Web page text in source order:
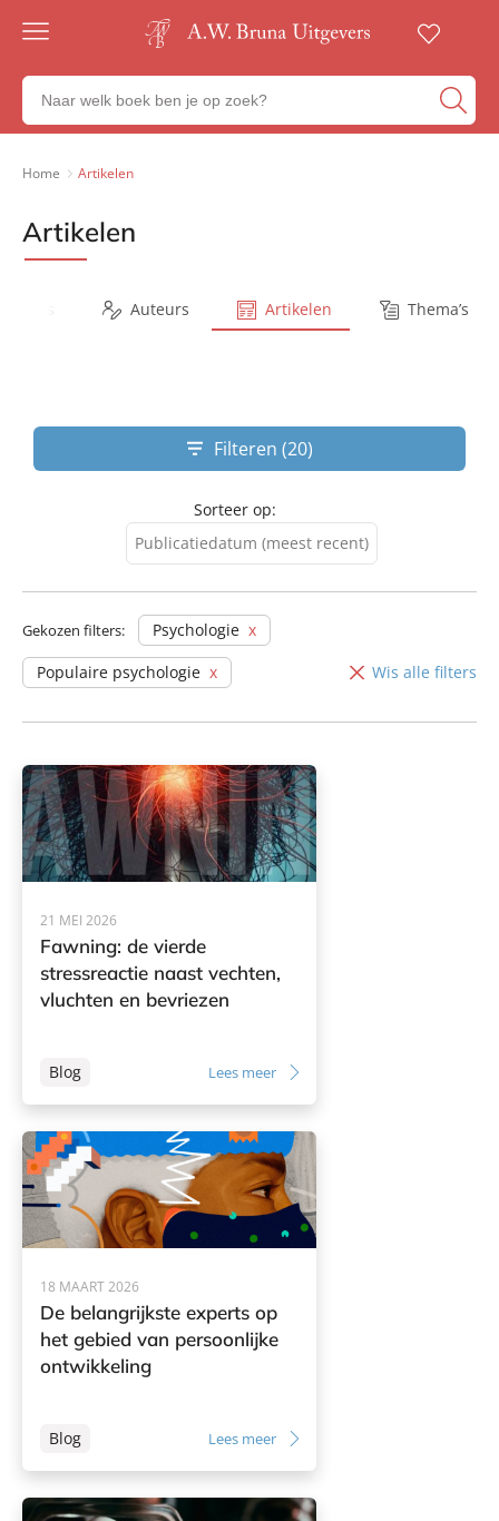
Gratis
23:00
besteld,
werkdag
Veilig
betalen
Zoeken
naar
boeken,
Home Artikelen
Artikelen
Auteurs Artikelen Thema’s
Filteren (20)
Sorteer op:
Publicatiedatum (meest recent)
Publicatiedatum (minst
recent)
Gekozen filters:
Psychologie
Populaire psychologie
Wis alle filters
21 MEI 2026
Fawning: de vierde
stressreactie naast vechten,
vluchten en bevriezen
Blog Lees meer
18 MAART 2026
De belangrijkste experts op
het gebied van persoonlijke
ontwikkeling
Blog Lees meer